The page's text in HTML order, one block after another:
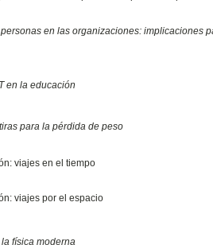
en las organizaciones: implicaciones
en la educación
para la pérdida de peso
viajes en el tiempo
viajes por el espacio
física moderna